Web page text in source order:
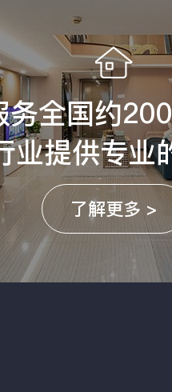
务全国约
业提供专业
了解更多 >